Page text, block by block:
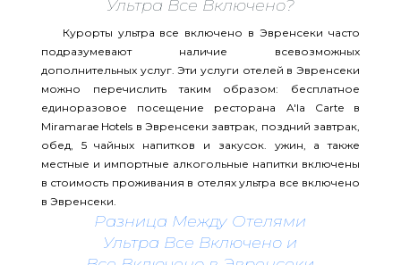
Ультра Все Включено?
Курорты ультра все включено в Эвренсеки часто
подразумевают наличие всевозможных
дополнительных услуг. Эти услуги отелей в Эвренсеки
можно перечислить таким образом: бесплатное
единоразовое посещение ресторана A'la Carte в
Miramarae Hotels в Эвренсеки завтрак, поздний завтрак,
обед, 5 чайных напитков и закусок. ужин, а также
местные и импортные алкогольные напитки включены
в стоимость проживания в отелях ультра все включено
в Эвренсеки.
Разница Между Отелями
Ультра Все Включено и